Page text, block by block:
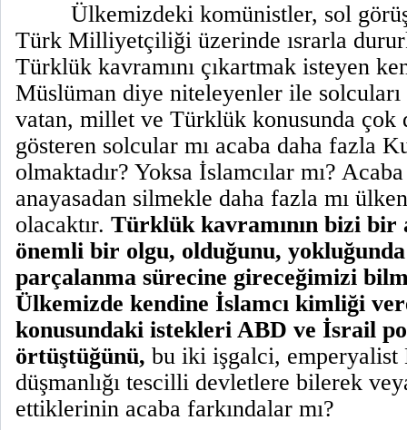
Ülkemizdeki komünistler, sol
Türk Milliyetçiliği üzerinde ısrarla
Türklük kavramını çıkartmak isteyen
Müslüman diye niteleyenler ile solcuları
vatan, millet ve Türklük konusunda çok
gösteren solcular mı acaba daha fazla
olmaktadır? Yoksa İslamcılar mı?
anayasadan silmekle daha fazla mı
olacaktır. Türklük kavramının bizi bir
önemli bir olgu, olduğunu, yokluğunda
parçalanma sürecine gireceğimizi
Ülkemizde kendine İslamcı kimliği
konusundaki istekleri ABD ve İsrail
örtüştüğünü, bu iki işgalci, emperyalist
düşmanlığı tescilli devletlere bilerek
ettiklerinin acaba farkındalar mı?